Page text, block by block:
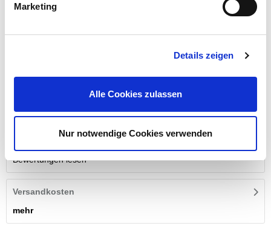
Marketing
Details zeigen
Alle Cookies zulassen
Nur notwendige Cookies verwenden
Sommertagen für eine kühle Luft am Arbeitsplatz oder in den
eigenen vier Wänden.
Bewertungen lesen
Versandkosten
mehr